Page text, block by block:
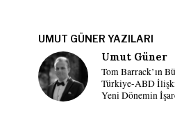
UMUT GÜNER YAZILARI
Umut Güner
Tom Barrack’ın
Türkiye-ABD
Yeni Dönemin